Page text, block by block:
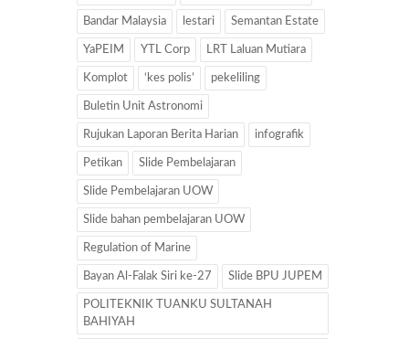
Bandar Malaysia lestari Semantan Estate
YaPEIM YTL Corp LRT Laluan Mutiara
Komplot ‘kes polis’ pekeliling
Buletin Unit Astronomi
Rujukan Laporan Berita Harian infografik
Petikan Slide Pembelajaran
Slide Pembelajaran UOW
Slide bahan pembelajaran UOW
Regulation of Marine
Bayan Al-Falak Siri ke-27 Slide BPU JUPEM
POLITEKNIK TUANKU SULTANAH
BAHIYAH